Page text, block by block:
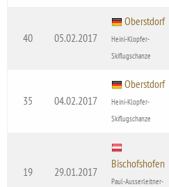
40 05.02.2017
Oberstdorf
Heini-Klopfer-
Skiflugschanze
35 04.02.2017
Oberstdorf
Heini-Klopfer-
Skiflugschanze
19 29.01.2017
Bischofshofen
Paul-Ausserleitner-